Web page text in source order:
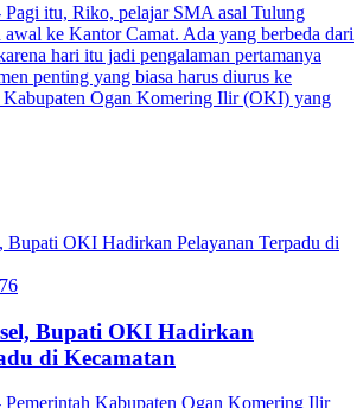
itu, Riko, pelajar SMA asal Tulung
awal ke Kantor Camat. Ada yang berbeda dari
hari itu jadi pengalaman pertamanya
penting yang biasa harus diurus ke
Ogan Komering Ilir (OKI) yang
Bupati OKI Hadirkan
di Kecamatan
Kabupaten Ogan Komering Ilir